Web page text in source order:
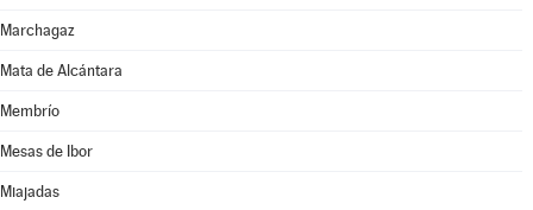
Marchagaz
Mata de Alcántara
Membrío
Mesas de Ibor
Miajadas